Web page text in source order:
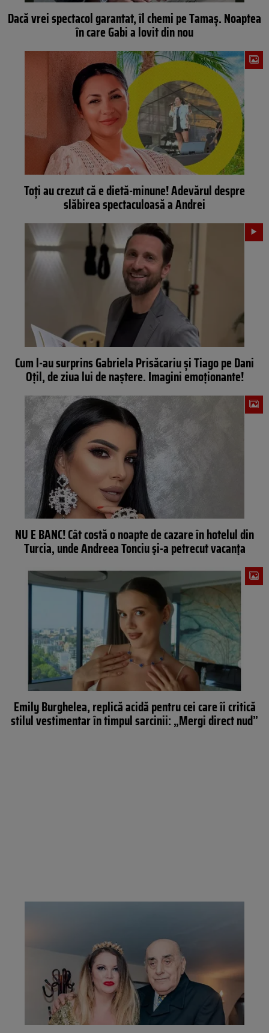
Dacă vrei spectacol garantat, îl chemi pe Tamaș. Noaptea
în care Gabi a lovit din nou
Toți au crezut că e dietă-minune! Adevărul despre
slăbirea spectaculoasă a Andrei
Cum l-au surprins Gabriela Prisăcariu și Tiago pe Dani
Oțil, de ziua lui de naștere. Imagini emoționante!
NU E BANC! Cât costă o noapte de cazare în hotelul din
Turcia, unde Andreea Tonciu și-a petrecut vacanța
Emily Burghelea, replică acidă pentru cei care îi critică
stilul vestimentar în timpul sarcinii: „Mergi direct nud”